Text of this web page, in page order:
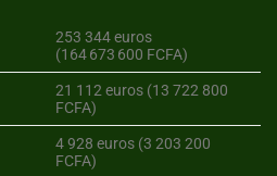
253 344 euros
(164 673 600 FCFA)
21 112 euros (13 722 800
FCFA)
4 928 euros (3 203 200
FCFA)